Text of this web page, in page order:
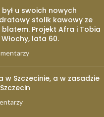
u swoich nowych
stolik kawowy ze
Projekt Afra i Tobia
lata 60.
w Szczecinie, a w zasadzie